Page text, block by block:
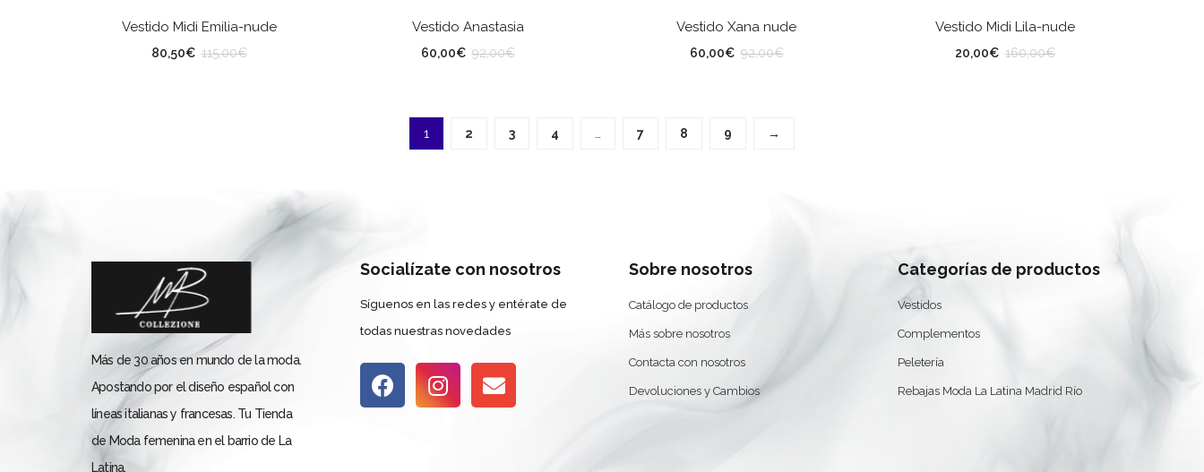
Vestido Midi Emilia-nude
80,50€ 115,00€
Vestido Anastasia
60,00€ 92,00€
Vestido Xana nude
60,00€ 92,00€
Vestido Midi Lila-nude
20,00€ 160,00€
TALLA
1 2 3 4 … 7 8 9 →
Más de 30 años en mundo de la moda.
Apostando por el diseño español con
líneas italianas y francesas. Tu Tienda
de Moda femenina en el barrio de La
Latina.
Socialízate con nosotros
Síguenos en las redes y entérate de
todas nuestras novedades
Sobre nosotros
Catálogo de productos
Más sobre nosotros
Contacta con nosotros
Devoluciones y Cambios
Categorías de productos
Vestidos
Complementos
Peletería
Rebajas Moda La Latina Madrid Río